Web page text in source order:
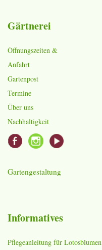
Gärtnerei
Öffnungszeiten &
Anfahrt
Gartenpost
Termine
Über uns
Nachhaltigkeit
Gartengestaltung
Informatives
Pflegeanleitung für Lotosblumen